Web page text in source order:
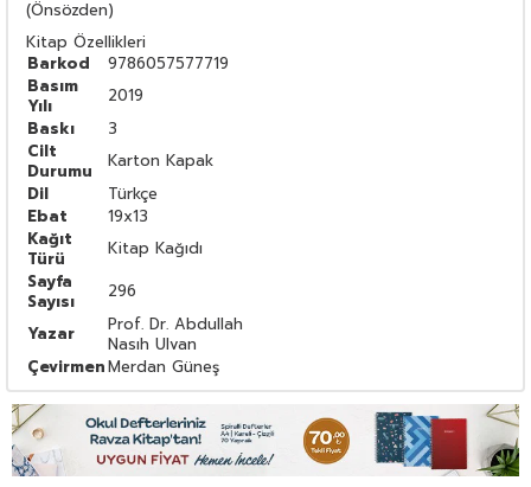
(Önsözden)
Kitap Özellikleri
Barkod
9786057577719
Basım
Yılı
2019
Baskı
3
Cilt
Durumu
Karton Kapak
Dil
Türkçe
Ebat
19x13
Kağıt
Türü
Kitap Kağıdı
Sayfa
Sayısı
296
Yazar
Prof. Dr. Abdullah
Nasıh Ulvan
ÇevirmenMerdan Güneş